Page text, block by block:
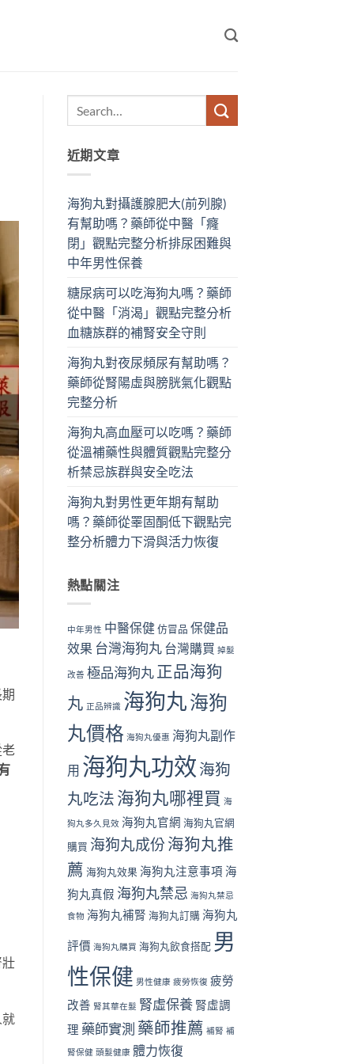
近期文章
海狗丸對攝護腺肥大(前列腺)
有幫助嗎？藥師從中醫「癃
閉」觀點完整分析排尿困難與
中年男性保養
糖尿病可以吃海狗丸嗎？藥師
從中醫「消渴」觀點完整分析
血糖族群的補腎安全守則
海狗丸對夜尿頻尿有幫助嗎？
藥師從腎陽虛與膀胱氣化觀點
完整分析
海狗丸高血壓可以吃嗎？藥師
從溫補藥性與體質觀點完整分
析禁忌族群與安全吃法
海狗丸對男性更年期有幫助
嗎？藥師從睪固酮低下觀點完
整分析體力下滑與活力恢復
熱點關注
中年男性 中醫保健 仿冒品 保健品
效果 台灣海狗丸 台灣購買 掉髮
改善 極品海狗丸 正品海狗
丸 正品辨識 海狗丸海狗
丸價格 海狗丸優惠 海狗丸副作
用 海狗丸功效 海狗
丸吃法 海狗丸哪裡買 海
狗丸多久見效 海狗丸官網 海狗丸官網
購買 海狗丸成份 海狗丸推
薦 海狗丸效果 海狗丸注意事項 海
狗丸真假 海狗丸禁忌 海狗丸禁忌
食物 海狗丸補腎 海狗丸訂購 海狗丸
評價 海狗丸購買 海狗丸飲食搭配 男
性保健 男性健康 疲勞恢復 疲勞
改善 腎其華在髮 腎虛保養 腎虛調
理 藥師實測 藥師推薦 補腎 補
腎保健 頭髮健康 體力恢復